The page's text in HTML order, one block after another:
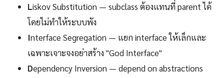
Liskov Substitution — subclass ต้องแทนที่ parent ได้
โดยไม่ทำให้ระบบพัง
Interface Segregation — แยก interface ให้เล็กและ
เฉพาะเจาะจงอย่าสร้าง "God Interface"
Dependency Inversion — depend on abstractions